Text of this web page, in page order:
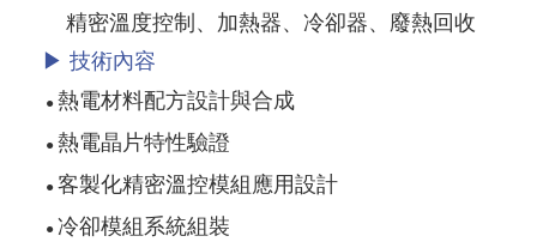
精密溫度控制、加熱器、冷卻器、廢熱回收
▶ 技術內容
●熱電材料配方設計與合成
●熱電晶片特性驗證
●客製化精密溫控模組應用設計
●冷卻模組系統組裝